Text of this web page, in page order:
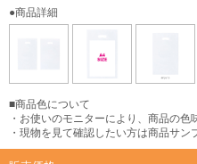
●商品詳細
■商品色について
・お使いのモニターにより、商品の色
・現物を見て確認したい方は商品サン